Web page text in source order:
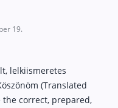
19.
lelkiismeretes
(Translated
the correct, prepared,